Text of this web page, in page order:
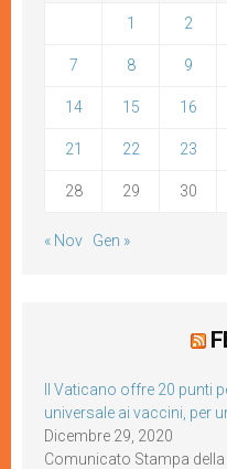
1 2
7 8 9
14 15 16
21 22 23
28 29 30
« Nov Gen »
Il Vaticano offre 20 punti
universale ai vaccini, per
Dicembre 29, 2020
Comunicato Stampa